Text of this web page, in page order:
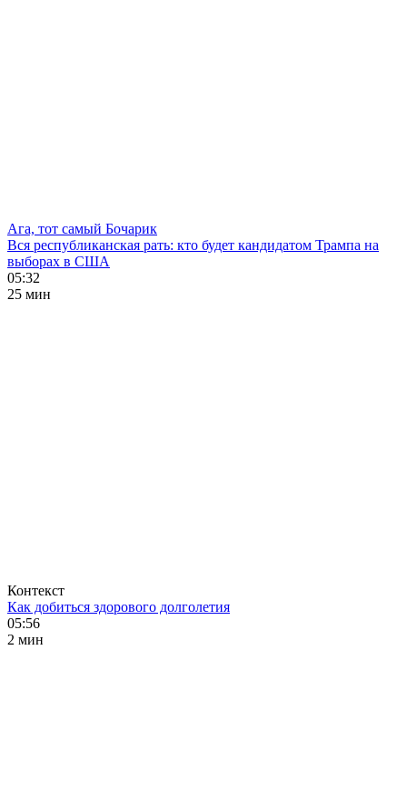
Ага, тот самый Бочарик
Вся республиканская рать: кто будет кандидатом Трампа на
выборах в США
05:32
25 мин
Контекст
Как добиться здорового долголетия
05:56
2 мин